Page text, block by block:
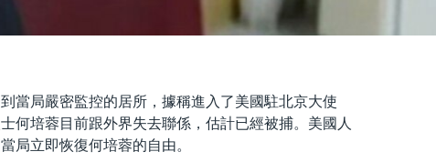
當局嚴密監控的居所，據稱進入了美國駐北京大使
何培蓉目前跟外界失去聯係，估計已經被捕。美國人
局立即恢復何培蓉的自由。